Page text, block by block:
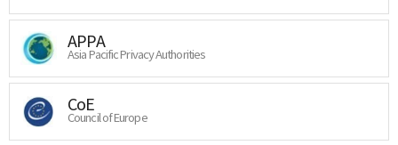
APPA
Asia Pacific Privacy Authorities
CoE
Council of Europe